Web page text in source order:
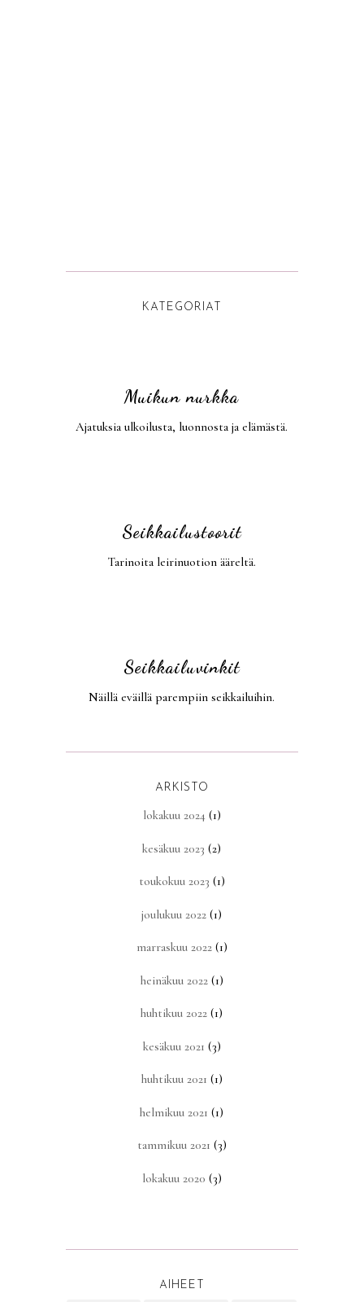
KATEGORIAT
Muikun nurkka
Ajatuksia ulkoilusta, luonnosta ja elämästä.
Seikkailustoorit
Tarinoita leirinuotion ääreltä.
Seikkailuvinkit
Näillä eväillä parempiin seikkailuihin.
ARKISTO
lokakuu 2024 (1)
kesäkuu 2023 (2)
toukokuu 2023 (1)
joulukuu 2022 (1)
marraskuu 2022(1)
heinäkuu 2022(1)
huhtikuu 2022 (1)
kesäkuu 2021 (3)
huhtikuu 2021 (1)
helmikuu 2021 (1)
tammikuu 2021 (3)
lokakuu 2020 (3)
AIHEET